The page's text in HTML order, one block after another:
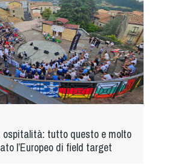
ospitalità: tutto questo e molto
l’Europeo di field target
Agility
DiscDog
Dog Balance
Dog Trail
Dog Triathlon
Hoopers
Nosework
Obedience